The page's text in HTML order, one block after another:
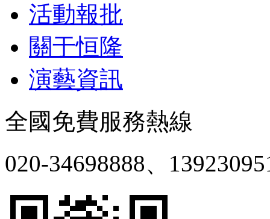
活動報批
關于恒隆
演藝資訊
全國免費服務熱線
020-34698888、